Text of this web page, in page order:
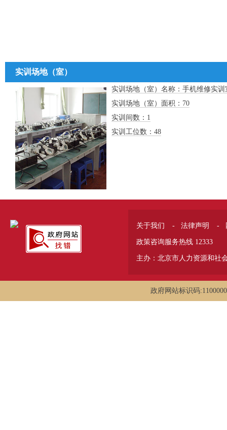
实训场地（室）
实训场地（室）名称：手机维修实训
实训场地（室）面积：70
实训间数：1
实训工位数：48
关于我们 - 法律声明 -
政策咨询服务热线 12333
主办：北京市人力资源和社
政府网站标识码